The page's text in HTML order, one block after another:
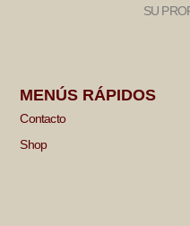
SU
MENÚS RÁPIDOS
Contacto
Shop